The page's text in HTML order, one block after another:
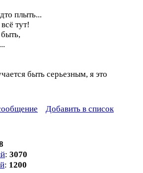
плыть...
тут!
быть серьезным, я это
Добавить в список
: 3070
: 1200